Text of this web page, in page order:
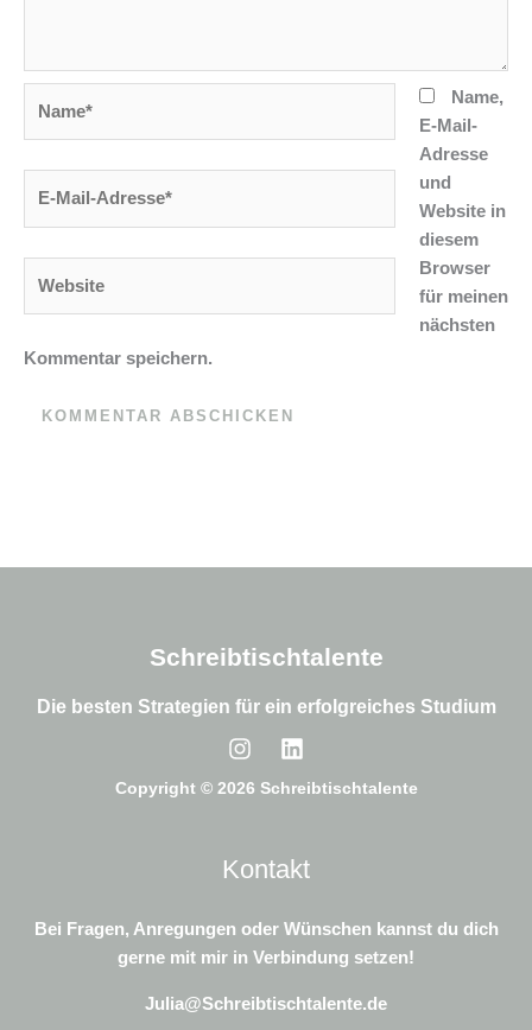
Mail-
Name,
E-Mail-
Adresse
und
Website in
diesem
Browser
für meinen
nächsten
Kommentar speichern.
Schreibtischtalente
Die besten Strategien für ein erfolgreiches Studium
Copyright © 2026 Schreibtischtalente
Kontakt
Bei Fragen, Anregungen oder Wünschen kannst du dich
gerne mit mir in Verbindung setzen!
Julia@Schreibtischtalente.de